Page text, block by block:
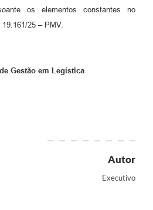
os elementos constantes no
25 – PMV.
Gestão em Legística
Autor
Executivo